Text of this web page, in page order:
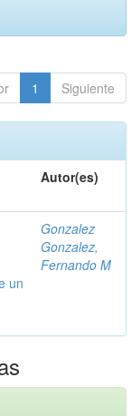
1 Siguiente
Autor(es)
un
Gonzalez
Gonzalez,
Fernando M